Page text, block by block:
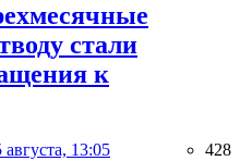
стали
к
августа, 13:05 428